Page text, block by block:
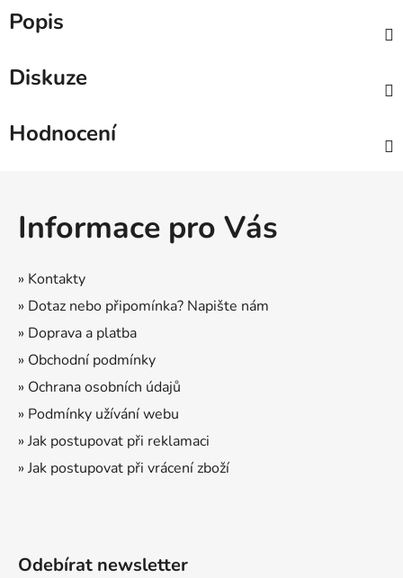
Popis
Diskuze
Hodnocení
Informace pro Vás
» Kontakty
» Dotaz nebo připomínka? Napište nám
» Doprava a platba
» Obchodní podmínky
» Ochrana osobních údajů
» Podmínky užívání webu
» Jak postupovat při reklamaci
» Jak postupovat při vrácení zboží
Odebírat newsletter